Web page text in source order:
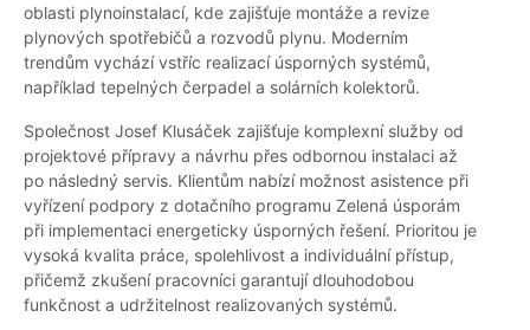
oblasti plynoinstalací, kde zajišťuje montáže a revize
plynových spotřebičů a rozvodů plynu. Moderním
trendům vychází vstříc realizací úsporných systémů,
například tepelných čerpadel a solárních kolektorů.
Společnost Josef Klusáček zajišťuje komplexní služby od
projektové přípravy a návrhu přes odbornou instalaci až
po následný servis. Klientům nabízí možnost asistence při
vyřízení podpory z dotačního programu Zelená úsporám
při implementaci energeticky úsporných řešení. Prioritou je
vysoká kvalita práce, spolehlivost a individuální přístup,
přičemž zkušení pracovníci garantují dlouhodobou
funkčnost a udržitelnost realizovaných systémů.